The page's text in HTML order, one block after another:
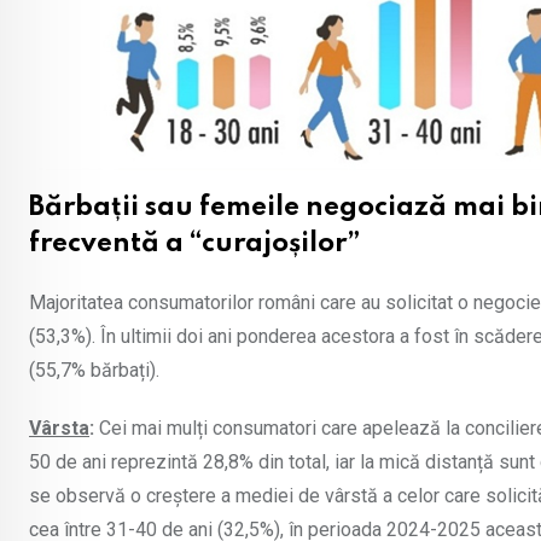
Bărbații sau femeile negociază mai
frecventă a “curajoșilor”
Majoritatea consumatorilor români care au solicitat o
(53,3%). În ultimii doi ani ponderea acestora a fost în
(55,7% bărbați).
Vârsta: Cei mai mulți consumatori care apelează la
50 de ani reprezintă 28,8% din total, iar la mică distanță
se observă o creștere a mediei de vârstă a celor care
cea între 31-40 de ani (32,5%), în perioada 2024-2025